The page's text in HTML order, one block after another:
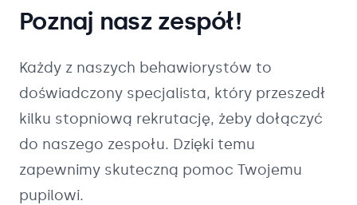
Poznaj nasz zespół!
Każdy z naszych behawiorystów to
doświadczony specjalista, który przeszedł
kilku stopniową rekrutację, żeby dołączyć
do naszego zespołu. Dzięki temu
zapewnimy skuteczną pomoc Twojemu
pupilowi.